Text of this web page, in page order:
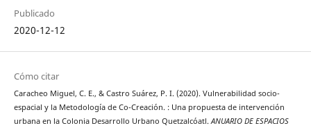
Publicado
2020-12-12
Cómo citar
Caracheo Miguel, C. E., & Castro Suárez, P. I. (2020). Vulnerabilidad socio-
espacial y la Metodología de Co-Creación. : Una propuesta de intervención
urbana en la Colonia Desarrollo Urbano Quetzalcóatl.ANUARIO DE ESPACIOS